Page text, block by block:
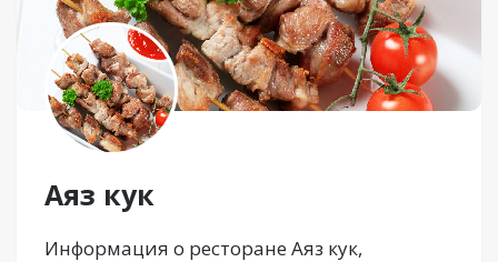
Аяз кук
Информация о ресторане Аяз кук,